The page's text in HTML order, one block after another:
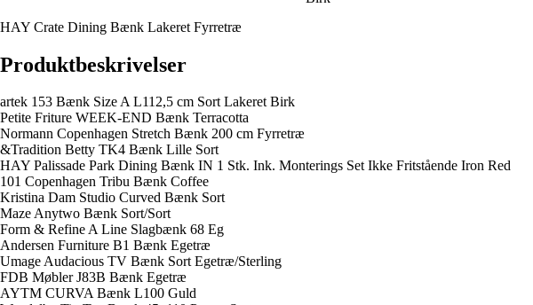
HAY Crate Dining Bænk Lakeret Fyrretræ
Produktbeskrivelser
artek 153 Bænk Size A L112,5 cm Sort Lakeret Birk
Petite Friture WEEK-END Bænk Terracotta
Normann Copenhagen Stretch Bænk 200 cm Fyrretræ
&Tradition Betty TK4 Bænk Lille Sort
HAY Palissade Park Dining Bænk IN 1 Stk. Ink. Monterings Set Ikke Fritstående Iron Red
101 Copenhagen Tribu Bænk Coffee
Kristina Dam Studio Curved Bænk Sort
Maze Anytwo Bænk Sort/Sort
Form & Refine A Line Slagbænk 68 Eg
Andersen Furniture B1 Bænk Egetræ
Umage Audacious TV Bænk Sort Egetræ/Sterling
FDB Møbler J83B Bænk Egetræ
AYTM CURVA Bænk L100 Guld